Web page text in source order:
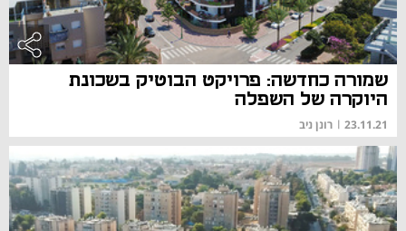
שמורה כחדשה: פרויקט הבוטיק בשכונת
היוקרה של השפלה
23.11.21
| רונן ניב